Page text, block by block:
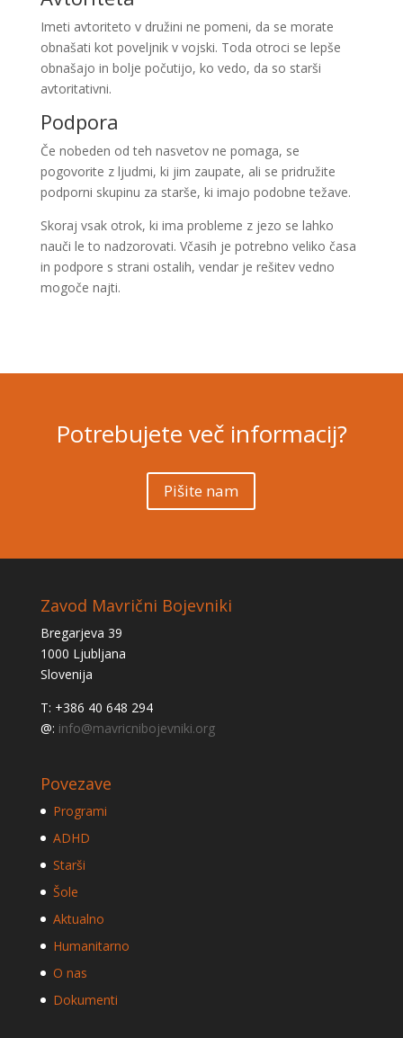
Imeti avtoriteto v družini ne pomeni, da se morate
obnašati kot poveljnik v vojski. Toda otroci se lepše
obnašajo in bolje počutijo, ko vedo, da so starši
avtoritativni.
Podpora
Če nobeden od teh nasvetov ne pomaga, se
pogovorite z ljudmi, ki jim zaupate, ali se pridružite
podporni skupinu za starše, ki imajo podobne težave.
Skoraj vsak otrok, ki ima probleme z jezo se lahko
nauči le to nadzorovati. Včasih je potrebno veliko časa
in podpore s strani ostalih, vendar je rešitev vedno
mogoče najti.
Potrebujete več informacij?
Pišite nam
Zavod Mavrični Bojevniki
Bregarjeva 39
1000 Ljubljana
Slovenija
T: +386 40 648 294
@: info@mavricnibojevniki.org
Povezave
Programi
ADHD
Starši
Šole
Aktualno
Humanitarno
O nas
Dokumenti